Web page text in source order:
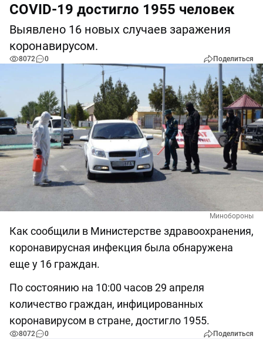
COVID-19 достигло 1955 человек
Выявлено 16 новых случаев заражения
коронавирусом.
8072 0 Поделиться
Минобороны
Как сообщили в Министерстве здравоохранения,
коронавирусная инфекция была обнаружена
еще у 16 граждан.
По состоянию на 10:00 часов 29 апреля
количество граждан, инфицированных
коронавирусом в стране, достигло 1955.
8072 0 Поделиться